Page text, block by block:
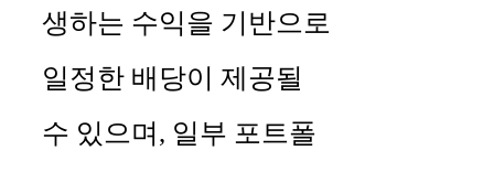
생하는 수익을 기반으로
일정한 배당이 제공될
수 있으며, 일부 포트폴